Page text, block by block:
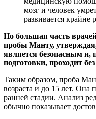
мозг и человек
развивается крайне
Но большая часть
пробы Манту,
является безопасным и,
подготовки, проходит
Таким образом, проба
возраста и до 15 лет. Она
ранней стадии. Анализ
обычно показывает